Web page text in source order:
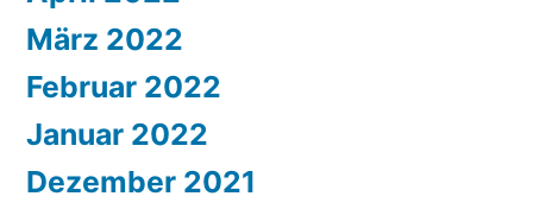
März 2022
Februar 2022
Januar 2022
Dezember 2021